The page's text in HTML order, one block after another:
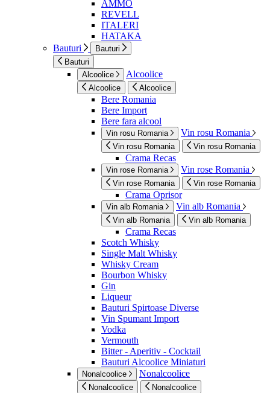
AMMO
REVELL
ITALERI
HATAKA
Bauturi
Bauturi
Bauturi
Alcoolice
Alcoolice
Alcoolice Alcoolice
Bere Romania
Bere Import
Bere fara alcool
Vin rosu Romania Vin rosu Romania
Vin rosu Romania Vin rosu Romania
Crama Recas
Vin rose Romania Vin rose Romania
Vin rose Romania Vin rose Romania
Crama Oprisor
Vin alb Romania Vin alb Romania
Vin alb Romania Vin alb Romania
Crama Recas
Scotch Whisky
Single Malt Whisky
Whisky Cream
Bourbon Whisky
Gin
Liqueur
Bauturi Spirtoase Diverse
Vin Spumant Import
Vodka
Vermouth
Bitter - Aperitiv - Cocktail
Bauturi Alcoolice Miniaturi
Nonalcoolice Nonalcoolice
Nonalcoolice Nonalcoolice